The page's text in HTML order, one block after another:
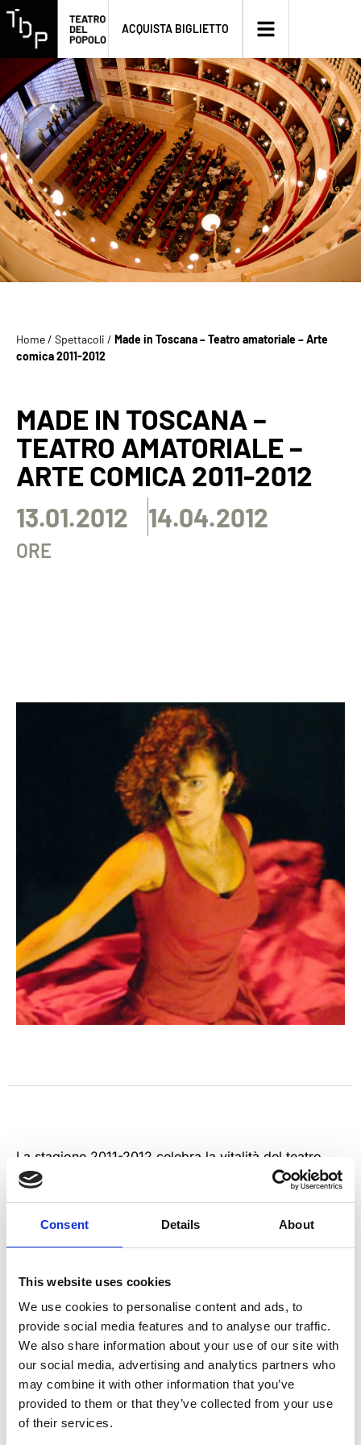
Consent Details About
This website uses cookies
We use cookies to personalise content and ads, to
provide social media features and to analyse our traffic.
We also share information about your use of our site with
our social media, advertising and analytics partners who
may combine it with other information that you’ve
provided to them or that they’ve collected from your use
of their services.
ACQUISTA BIGLIETTO
Home/ Spettacoli / Made in Toscana – Teatro amatoriale – Arte
comica 2011-2012
MADE IN TOSCANA –
TEATRO AMATORIALE –
ARTE COMICA 2011-2012
13.01.2012 14.04.2012
ORE
La stagione 2011-2012 celebra la vitalità del teatro
amatoriale e dell’arte comica in Toscana, con
spettacoli che uniscono passione e spontaneità.
performance autentiche, tra risate e momenti di
grande partecipazione. Un’espressione viva della